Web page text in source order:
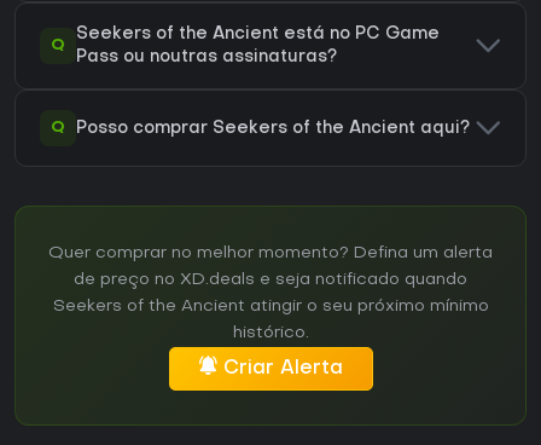
Q
Seekers of the Ancient está no PC Game
Pass ou noutras assinaturas?
Q Posso comprar Seekers of the Ancient aqui?
Quer comprar no melhor momento? Defina um alerta
de preço no XD.deals e seja notificado quando
Seekers of the Ancient atingir o seu próximo mínimo
histórico.
Criar Alerta